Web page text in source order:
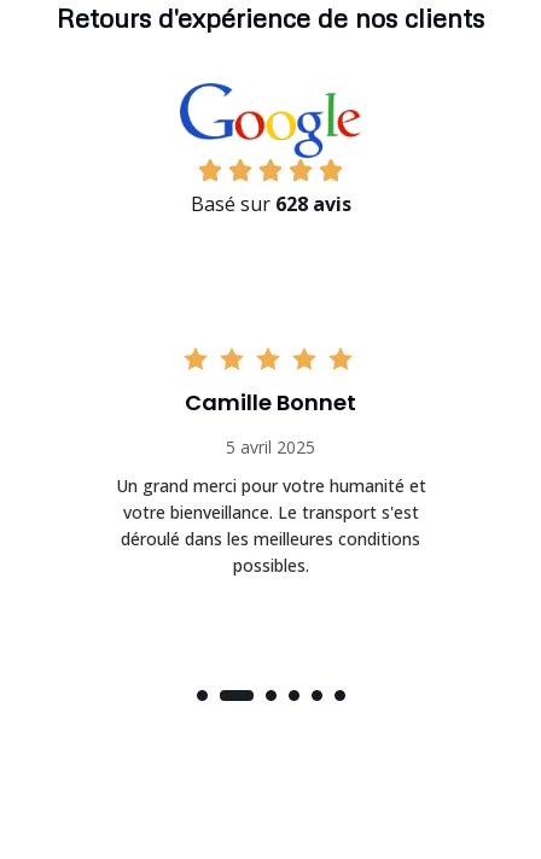
Retours d'expérience de nos clients
Basé sur 628 avis
Camille Bonnet
5 avril 2025
Un grand merci pour votre humanité et
votre bienveillance. Le transport s'est
déroulé dans les meilleures conditions
possibles.